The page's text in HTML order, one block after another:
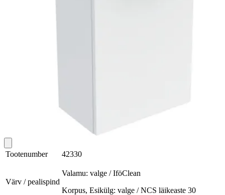
Tootenumber 42330
Värv / pealispind
Valamu: valge / IföClean
Korpus, Esikülg: valge / NCS läikeaste 30